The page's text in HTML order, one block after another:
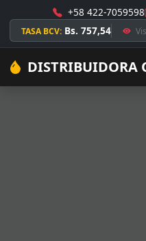
+58 422-7059598
TASA BCV: Bs. 757,54
DISTRIBUIDORA